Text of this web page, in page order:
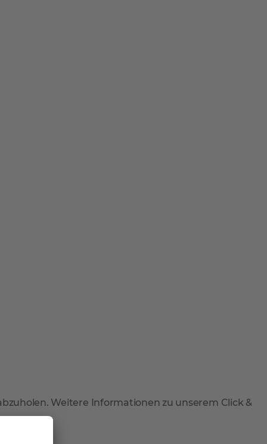
Weitere Informationen zu unserem Click &